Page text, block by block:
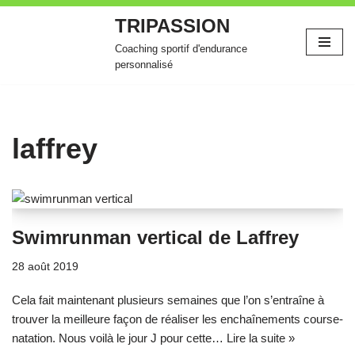
TRIPASSION
Coaching sportif d'endurance
personnalisé
laffrey
Swimrunman vertical de Laffrey
28 août 2019
Cela fait maintenant plusieurs semaines que l’on s’entraîne à
trouver la meilleure façon de réaliser les enchaînements course-
natation. Nous voilà le jour J pour cette… Lire la suite »